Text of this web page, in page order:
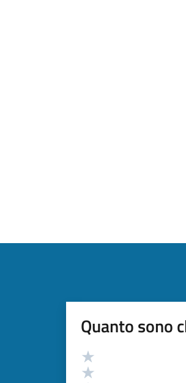
Quanto sono
Valutazione